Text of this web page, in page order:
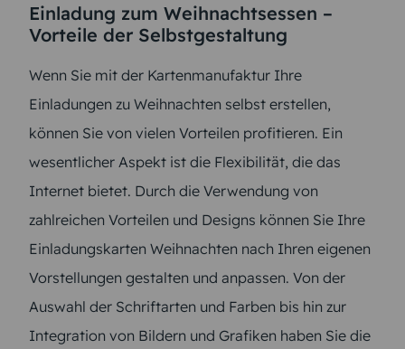
Einladung zum Weihnachtsessen –
Vorteile der Selbstgestaltung
Wenn Sie mit der Kartenmanufaktur Ihre
Einladungen zu Weihnachten selbst erstellen,
können Sie von vielen Vorteilen profitieren. Ein
wesentlicher Aspekt ist die Flexibilität, die das
Internet bietet. Durch die Verwendung von
zahlreichen Vorteilen und Designs können Sie Ihre
Einladungskarten Weihnachten nach Ihren eigenen
Vorstellungen gestalten und anpassen. Von der
Auswahl der Schriftarten und Farben bis hin zur
Integration von Bildern und Grafiken haben Sie die